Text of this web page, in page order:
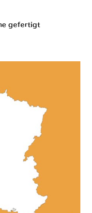
gefertigt